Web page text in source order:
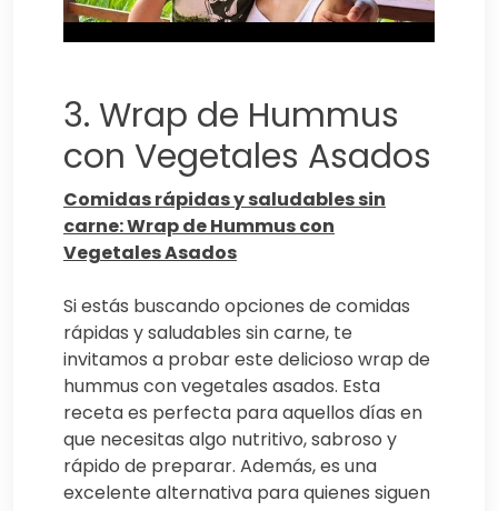
3. Wrap de Hummus
con Vegetales Asados
Comidas rápidas y saludables sin
carne: Wrap de Hummus con
Vegetales Asados
Si estás buscando opciones de comidas
rápidas y saludables sin carne, te
invitamos a probar este delicioso wrap de
hummus con vegetales asados. Esta
receta es perfecta para aquellos días en
que necesitas algo nutritivo, sabroso y
rápido de preparar. Además, es una
excelente alternativa para quienes siguen